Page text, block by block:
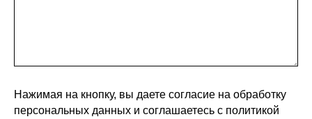
Нажимая на кнопку, вы даете согласие на обработку
персональных данных и соглашаетесь c политикой